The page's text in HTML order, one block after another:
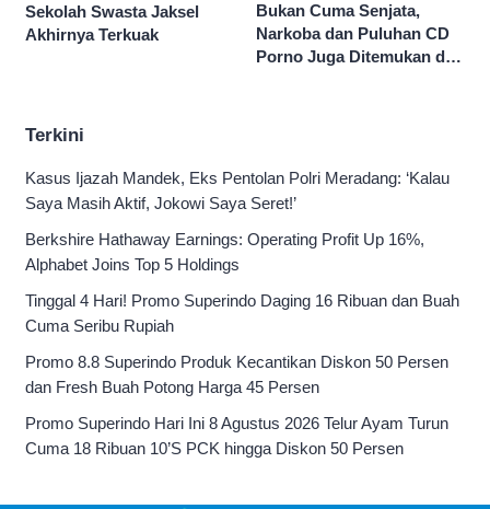
Sekolah Swasta Jaksel
Akhirnya Terkuak
Bukan Cuma Senjata,
Narkoba dan Puluhan CD
Porno Juga Ditemukan di
Terkini
Kasus Ijazah Mandek, Eks Pentolan Polri Meradang: ‘Kalau
Saya Masih Aktif, Jokowi Saya Seret!’
Berkshire Hathaway Earnings: Operating Profit Up 16%,
Alphabet Joins Top 5 Holdings
Tinggal 4 Hari! Promo Superindo Daging 16 Ribuan dan Buah
Cuma Seribu Rupiah
Promo 8.8 Superindo Produk Kecantikan Diskon 50 Persen
dan Fresh Buah Potong Harga 45 Persen
Promo Superindo Hari Ini 8 Agustus 2026 Telur Ayam Turun
Cuma 18 Ribuan 10’S PCK hingga Diskon 50 Persen